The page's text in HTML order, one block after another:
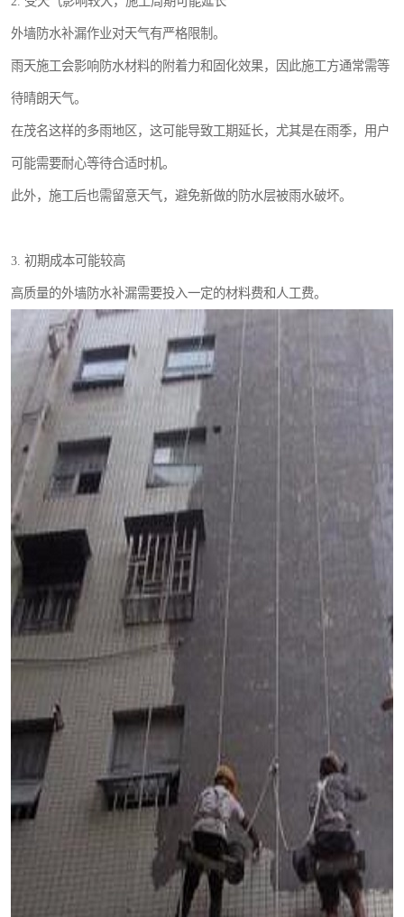
外墙防水补漏作业对天气有严格限制。
雨天施工会影响防水材料的附着力和固化效果，因此施工方通常需等
待晴朗天气。
在茂名这样的多雨地区，这可能导致工期延长，尤其是在雨季，用户
可能需要耐心等待合适时机。
此外，施工后也需留意天气，避免新做的防水层被雨水破坏。
3. 初期成本可能较高
高质量的外墙防水补漏需要投入一定的材料费和人工费。